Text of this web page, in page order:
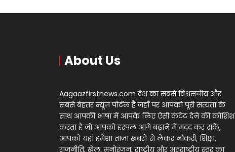
About Us
Aagaazfirstnews.com देश का सबसे विश्वसनीय और
सबसे बेहतर न्यूज़ पोर्टल है जहाँ पर आपको पूरी सत्यता के
साथ आपकी भाषा में आपके लिए ऐसी कंटेंट देने की कोशिश
करता है जो आपको हरपल आगे बढ़ाने में मदद कर सकें,
आपको यहां हमेशा ताज़ा खबरों से लेकर नौकरी, शिक्षा,
राजनीति, खेल, मनोरंजन, राष्ट्रीय और अंतराष्ट्रीय स्तर का